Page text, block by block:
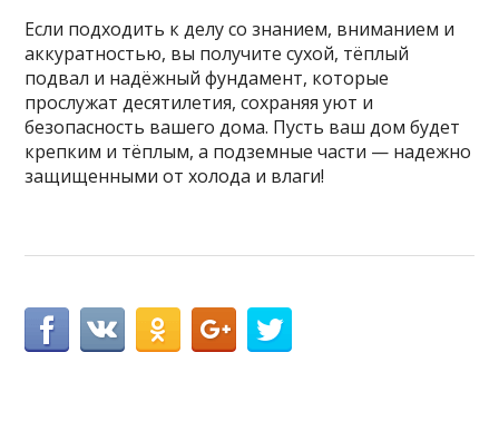
Если подходить к делу со знанием, вниманием и
аккуратностью, вы получите сухой, тёплый
подвал и надёжный фундамент, которые
прослужат десятилетия, сохраняя уют и
безопасность вашего дома. Пусть ваш дом будет
крепким и тёплым, а подземные части — надежно
защищенными от холода и влаги!